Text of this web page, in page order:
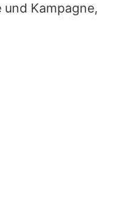
Kampagne,